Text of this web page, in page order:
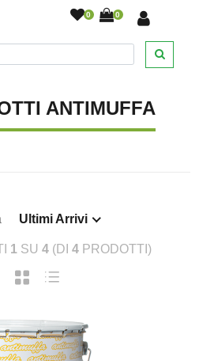
0 0
////
ANTIMUFFA
Ultimi Arrivi
1 SU 4(DI 4PRODOTTI)